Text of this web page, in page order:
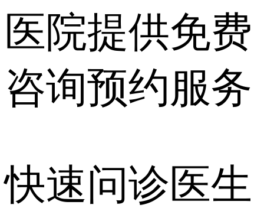
医院提供免费
咨询预约服务
快速问诊医生